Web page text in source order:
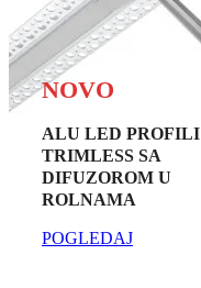
NOVO
ALU LED PROFILI
TRIMLESS SA
DIFUZOROM U
ROLNAMA
POGLEDAJ